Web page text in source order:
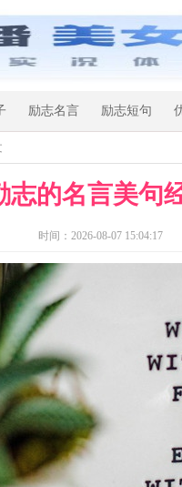
励志名言 励志短句
志的名言美句
时间：2026-08-07 15:04:17